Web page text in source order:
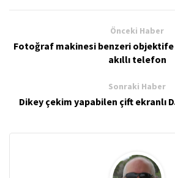
Önceki Haber
Fotoğraf makinesi benzeri objektife
akıllı telefon
Sonraki Haber
Dikey çekim yapabilen çift ekranlı